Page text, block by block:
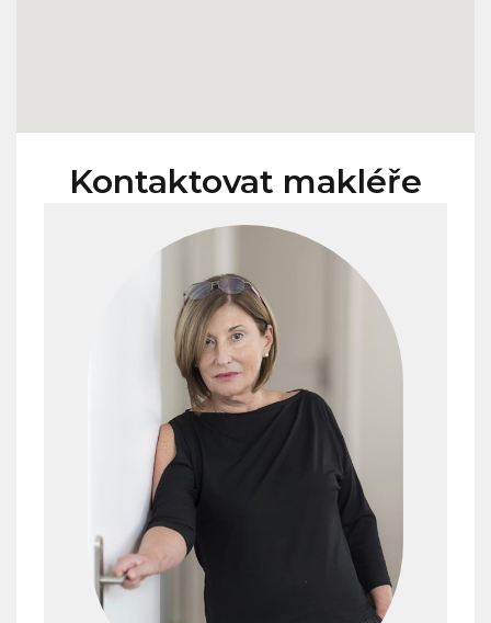
Kontaktovat makléře